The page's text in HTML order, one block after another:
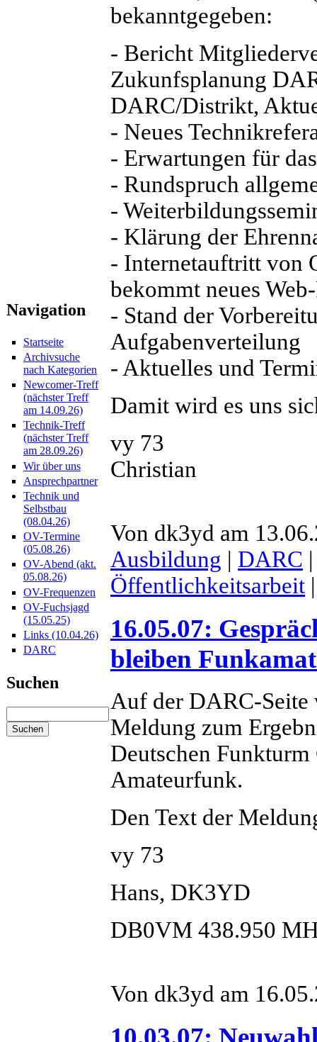
Navigation
Startseite
Archivsuche
nach Kategorien
Newcomer-Treff
(nächster Treff
am 14.09.26)
Technik-Treff
(nächster Treff
am 28.09.26)
Wir über uns
Ansprechpartner
Technik und
Selbstbau
(08.04.26)
OV-Termine
(05.08.26)
OV-Abend (akt.
05.08.26)
OV-Frequenzen
OV-Fuchsjagd
(15.05.25)
Links (10.04.26)
DARC
Suchen
bekanntgegeben:
- Bericht
Zukunfsplanung
DARC/Distrikt,
- Neues
- Erwartungen für
- Rundspruch
-
- Klärung der
- Internetauftritt von
bekommt neues
- Stand der
Aufgabenverteilung
- Aktuelles und
Damit wird es uns
vy 73
Christian
Von dk3yd am
Ausbildung | DARC
Öffentlichkeitsarbeit
16.05.07:
bleiben
Auf der DARC-Seite
Meldung zum
Deutschen
Amateurfunk.
Den Text der
vy 73
Hans, DK3YD
DB0VM 438.950
Von dk3yd am